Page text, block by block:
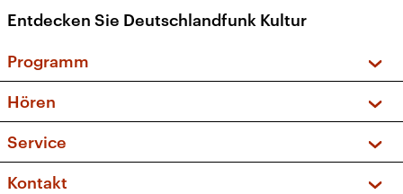
Entdecken Sie Deutschlandfunk Kultur
Programm
Sendungen und Podcasts
Musikliste
Kakadu – Das Kinderprogramm
Hören
Frequenzen (UKW + DAB+)
Service
FAQ
Kontakt